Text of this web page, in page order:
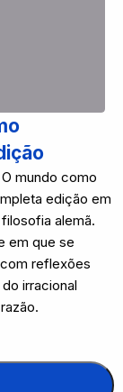
mundo como
edição em
alemã.
em que se
reflexões
irracional